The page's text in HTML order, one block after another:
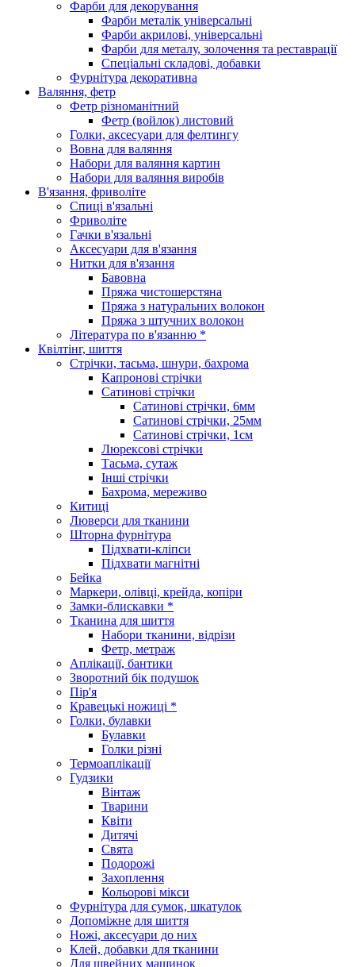
Фарби для декорування
Фарби металік універсальні
Фарби акрилові, універсальні
Фарби для металу, золочення та реставрації
Спеціальні складові, добавки
Фурнітура декоративна
Валяння, фетр
Фетр різноманітний
Фетр (войлок) листовий
Голки, аксесуари для фелтингу
Вовна для валяння
Набори для валяння картин
Набори для валяння виробів
В'язання, фриволіте
Спиці в'язальні
Фриволіте
Гачки в'язальні
Аксесуари для в'язання
Нитки для в'язання
Бавовна
Пряжа чистошерстяна
Пряжа з натуральних волокон
Пряжа з штучних волокон
Література по в'язанню *
Квілтінг, шиття
Стрічки, тасьма, шнури, бахрома
Капронові стрічки
Сатинові стрічки
Сатинові стрічки, 6мм
Сатинові стрічки, 25мм
Сатинові стрічки, 1см
Люрексові стрічки
Тасьма, сутаж
Інші стрічки
Бахрома, мереживо
Китиці
Люверси для тканини
Шторна фурнітура
Підхвати-кліпси
Підхвати магнітні
Бейка
Маркери, олівці, крейда, копіри
Замки-блискавки *
Тканина для шиття
Набори тканини, відрізи
Фетр, метраж
Аплікації, бантики
Зворотний бік подушок
Пір'я
Кравецькі ножиці *
Голки, булавки
Булавки
Голки різні
Термоаплікації
Гудзики
Вінтаж
Тварини
Квіти
Дитячі
Свята
Подорожі
Захоплення
Кольорові мікси
Фурнітура для сумок, шкатулок
Допоміжне для шиття
Ножі, аксесуари до них
Клей, добавки для тканини
Для швейних машинок